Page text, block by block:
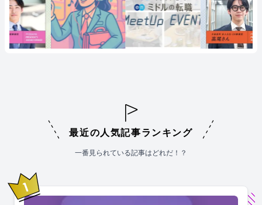
最近の人気記事ランキング
一番見られている記事はどれだ！？
1位